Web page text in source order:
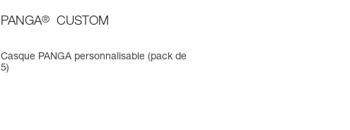
PANGA® CUSTOM
Casque PANGA personnalisable (pack de
5)